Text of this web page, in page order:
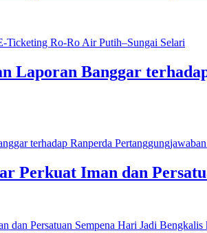
Laporan Banggar
Perkuat Iman dan